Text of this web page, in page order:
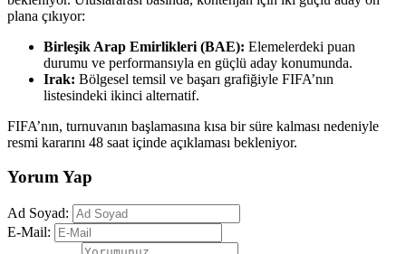
plana çıkıyor:
Birleşik Arap Emirlikleri (BAE): Elemelerdeki puan
durumu ve performansıyla en güçlü aday konumunda.
Irak: Bölgesel temsil ve başarı grafiğiyle FIFA’nın
listesindeki ikinci alternatif.
FIFA’nın, turnuvanın başlamasına kısa bir süre kalması nedeniyle
resmi kararını 48 saat içinde açıklaması bekleniyor.
Yorum Yap
Ad Soyad:
E-Mail: